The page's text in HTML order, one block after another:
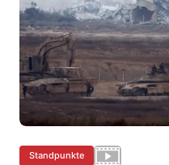
Standpunkte